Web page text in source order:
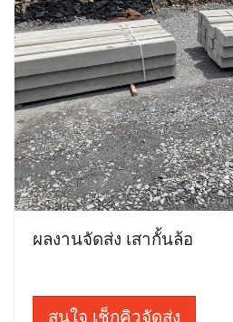
ผลงานจัดส่ง เสากั้นล้อ
สนใจ เช็กคิวจัดส่ง